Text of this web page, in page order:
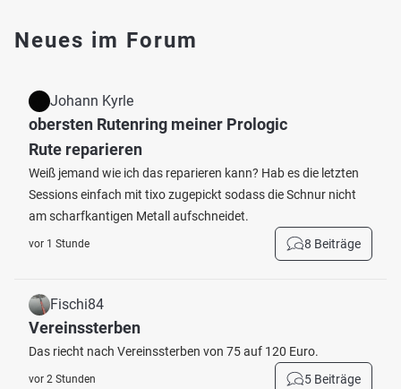
Neues im Forum
Johann Kyrle
obersten Rutenring meiner Prologic
Rute reparieren
Weiß jemand wie ich das reparieren kann? Hab es die letzten
Sessions einfach mit tixo zugepickt sodass die Schnur nicht
am scharfkantigen Metall aufschneidet.
vor 1 Stunde 8 Beiträge
Fischi84
Vereinssterben
Das riecht nach Vereinssterben von 75 auf 120 Euro.
vor 2 Stunden 5 Beiträge